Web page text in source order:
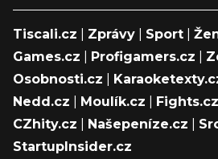
Tiscali.cz Zprávy Sport
Games.cz
Profigamers.cz
Osobnosti.cz
Nedd.cz
Moulík.cz Fights.cz
CZhity.cz
Našepeníze.cz
StartupInsider.cz